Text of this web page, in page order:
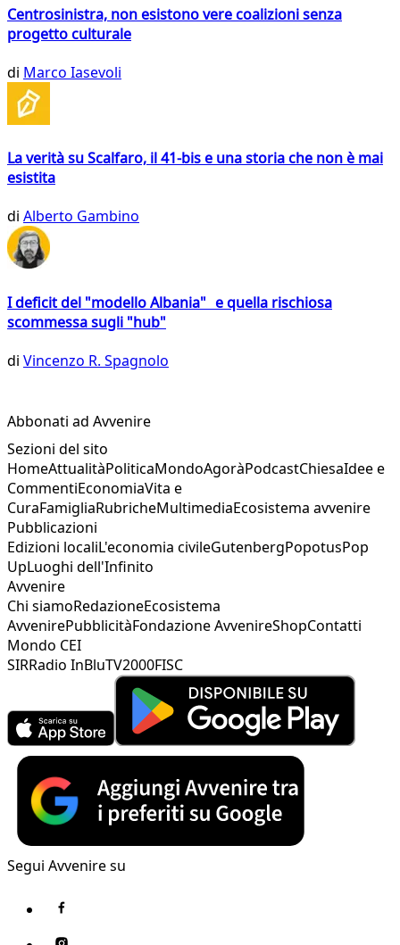
Centrosinistra, non esistono vere coalizioni senza
progetto culturale
di Marco Iasevoli
La verità su Scalfaro, il 41-bis e una storia che non è mai
esistita
di Alberto Gambino
I deficit del "modello Albania" e quella rischiosa
scommessa sugli "hub"
di Vincenzo R. Spagnolo
Abbonati ad Avvenire
Sezioni del sito
HomeAttualitàPoliticaMondoAgoràPodcastChiesaIdee e
CommentiEconomiaVita e
CuraFamigliaRubricheMultimediaEcosistema avvenire
Pubblicazioni
Edizioni localiL'economia civileGutenbergPopotusPop
UpLuoghi dell'Infinito
Avvenire
Chi siamoRedazioneEcosistema
AvvenirePubblicitàFondazione AvvenireShopContatti
Mondo CEI
SIRRadio InBluTV2000FISC
Segui Avvenire su